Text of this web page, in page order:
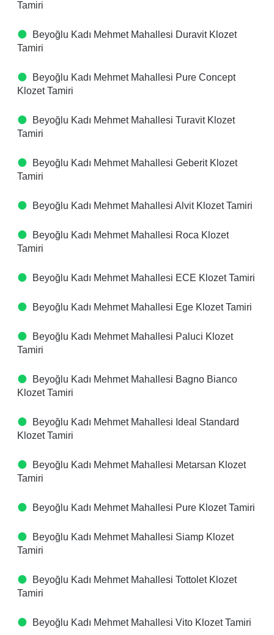
Tamiri
Beyoğlu Kadı Mehmet Mahallesi Duravit Klozet
Tamiri
Beyoğlu Kadı Mehmet Mahallesi Pure Concept
Klozet Tamiri
Beyoğlu Kadı Mehmet Mahallesi Turavit Klozet
Tamiri
Beyoğlu Kadı Mehmet Mahallesi Geberit Klozet
Tamiri
Beyoğlu Kadı Mehmet Mahallesi Alvit Klozet Tamiri
Beyoğlu Kadı Mehmet Mahallesi Roca Klozet
Tamiri
Beyoğlu Kadı Mehmet Mahallesi ECE Klozet Tamiri
Beyoğlu Kadı Mehmet Mahallesi Ege Klozet Tamiri
Beyoğlu Kadı Mehmet Mahallesi Paluci Klozet
Tamiri
Beyoğlu Kadı Mehmet Mahallesi Bagno Bianco
Klozet Tamiri
Beyoğlu Kadı Mehmet Mahallesi Ideal Standard
Klozet Tamiri
Beyoğlu Kadı Mehmet Mahallesi Metarsan Klozet
Tamiri
Beyoğlu Kadı Mehmet Mahallesi Pure Klozet Tamiri
Beyoğlu Kadı Mehmet Mahallesi Siamp Klozet
Tamiri
Beyoğlu Kadı Mehmet Mahallesi Tottolet Klozet
Tamiri
Beyoğlu Kadı Mehmet Mahallesi Vito Klozet Tamiri